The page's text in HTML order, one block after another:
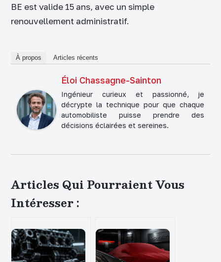
BE est valide 15 ans, avec un simple
renouvellement administratif.
À propos Articles récents
Éloi Chassagne-Sainton
Ingénieur curieux et passionné, je
décrypte la technique pour que chaque
automobiliste puisse prendre des
décisions éclairées et sereines.
Articles Qui Pourraient Vous
Intéresser :